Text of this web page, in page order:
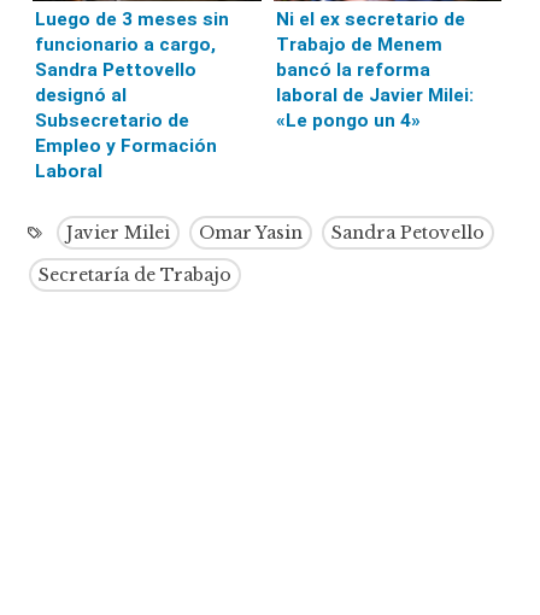
Luego de 3 meses sin
funcionario a cargo,
Sandra Pettovello
designó al
Subsecretario de
Empleo y Formación
Laboral
Ni el ex secretario de
Trabajo de Menem
bancó la reforma
laboral de Javier Milei:
«Le pongo un 4»
Javier Milei Omar Yasin
Sandra Petovello
Secretaría de Trabajo